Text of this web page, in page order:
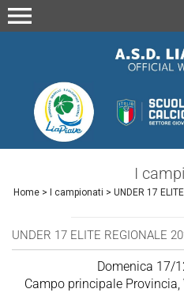
menu
I
Home > I campionati > UNDER 17
UNDER 17 ELITE REGIONALE
Domenica 17/
Campo principale